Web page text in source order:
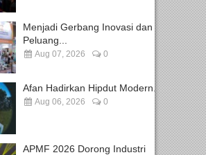
Menjadi Gerbang Inovasi dan
Peluang...
Aug 07, 2026 0
Afan Hadirkan Hipdut Modern...
Aug 06, 2026 0
APMF 2026 Dorong Industri